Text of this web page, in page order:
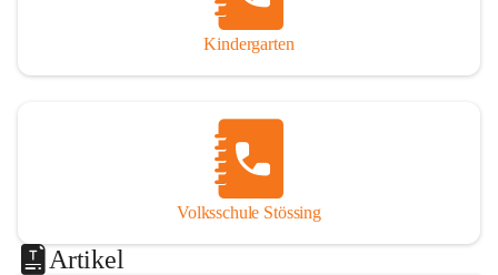
Kindergarten
Volksschule Stössing
Artikel